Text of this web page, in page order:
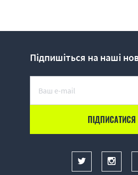
Підпишіться на наші